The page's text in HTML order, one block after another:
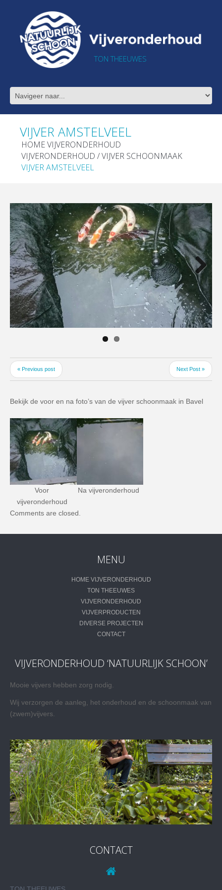
TON THEEUWES
VIJVER AMSTELVEEL
HOME VIJVERONDERHOUD
VIJVERONDERHOUD / VIJVER SCHOONMAAK
VIJVER AMSTELVEEL
Next
« Previous post Next Post »
Bekijk de voor en na foto’s van de vijver schoonmaak in Bavel
Voor
vijveronderhoud
Na vijveronderhoud
Comments are closed.
MENU
HOME VIJVERONDERHOUD
TON THEEUWES
VIJVERONDERHOUD
VIJVERPRODUCTEN
DIVERSE PROJECTEN
CONTACT
VIJVERONDERHOUD ‘NATUURLIJK SCHOON’
Mooie vijvers hebben zorg nodig.
Wij verzorgen de aanleg, het onderhoud en de schoonmaak van
(zwem)vijvers.
CONTACT